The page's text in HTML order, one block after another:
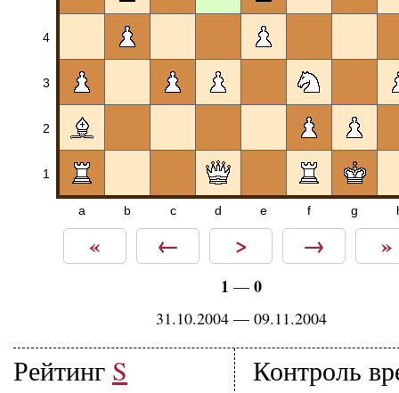
4
3
2
1
a b c d e f g
« ← > → »
1 — 0
31.10.2004 — 09.11.2004
Рейтинг S Контроль